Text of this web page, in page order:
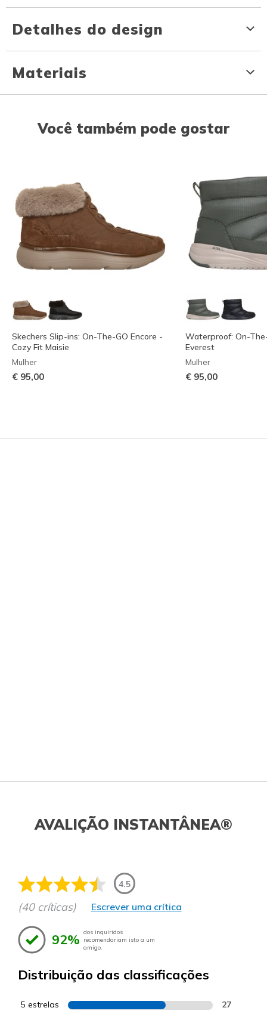
Detalhes do design
Materiais
Você também pode gostar
Skechers Slip-ins: On-The-GO Encore -
Cozy Fit Maisie
Mulher
€ 95,00
Waterproof: On-
Everest
Mulher
€ 95,00
AVALIÇÃO INSTANTÂNEA®
4.5
(40 críticas) Escrever uma crítica
92% dos inquiridos
recomendariam isto a um
amigo.
Distribuição das classificações
5 estrelas 27